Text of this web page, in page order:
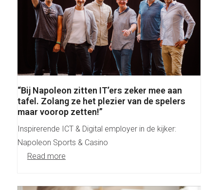
“Bij Napoleon zitten IT’ers zeker mee aan
tafel. Zolang ze het plezier van de spelers
maar voorop zetten!”
Inspirerende ICT & Digital employer in de kijker:
Napoleon Sports & Casino
Read more